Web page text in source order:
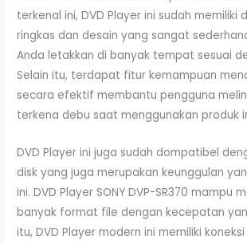
terkenal ini, DVD Player ini sudah memiliki
ringkas dan desain yang sangat
Anda letakkan di banyak tempat sesuai
Selain itu, terdapat fitur kemampuan
secara efektif membantu pengguna
terkena debu saat menggunakan produk
DVD Player ini juga sudah dompatibel
disk yang juga merupakan keunggulan
ini. DVD Player SONY DVP-SR370 mampu
banyak format file dengan kecepatan
itu, DVD Player modern ini memiliki koneksi